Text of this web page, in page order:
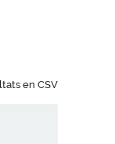
en CSV